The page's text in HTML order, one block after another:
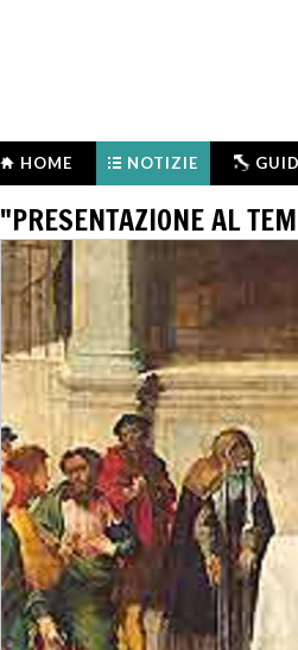
HOME NOTIZIE
"PRESENTAZIONE AL